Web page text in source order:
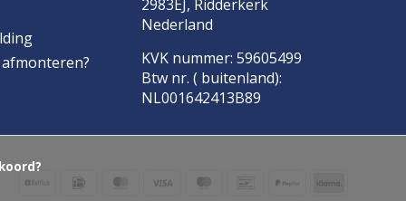
2983EJ, Ridderkerk
Nederland
KVK nummer: 59605499
Btw nr. ( buitenland):
NL001642413B89